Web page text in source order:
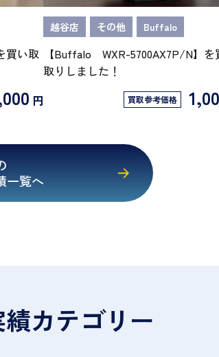
買い取
円
越谷店 その他 Buffalo
【Buffalo WXR-5700AX7P/N】を
取りしました！
買取参考価格
一覧へ
カテゴリー